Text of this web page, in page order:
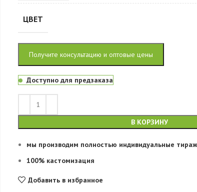
ЦВЕТ
Получите консультацию и оптовые цены
Доступно для предзаказа
В КОРЗИНУ
мы производим полностью индивидуальные
100% кастомизация
Добавить в избранное